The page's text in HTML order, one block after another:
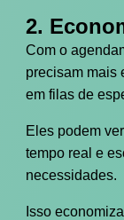
2.
Com o
precisam mais
em filas de
Eles podem
tempo real e
necessidades.
Isso